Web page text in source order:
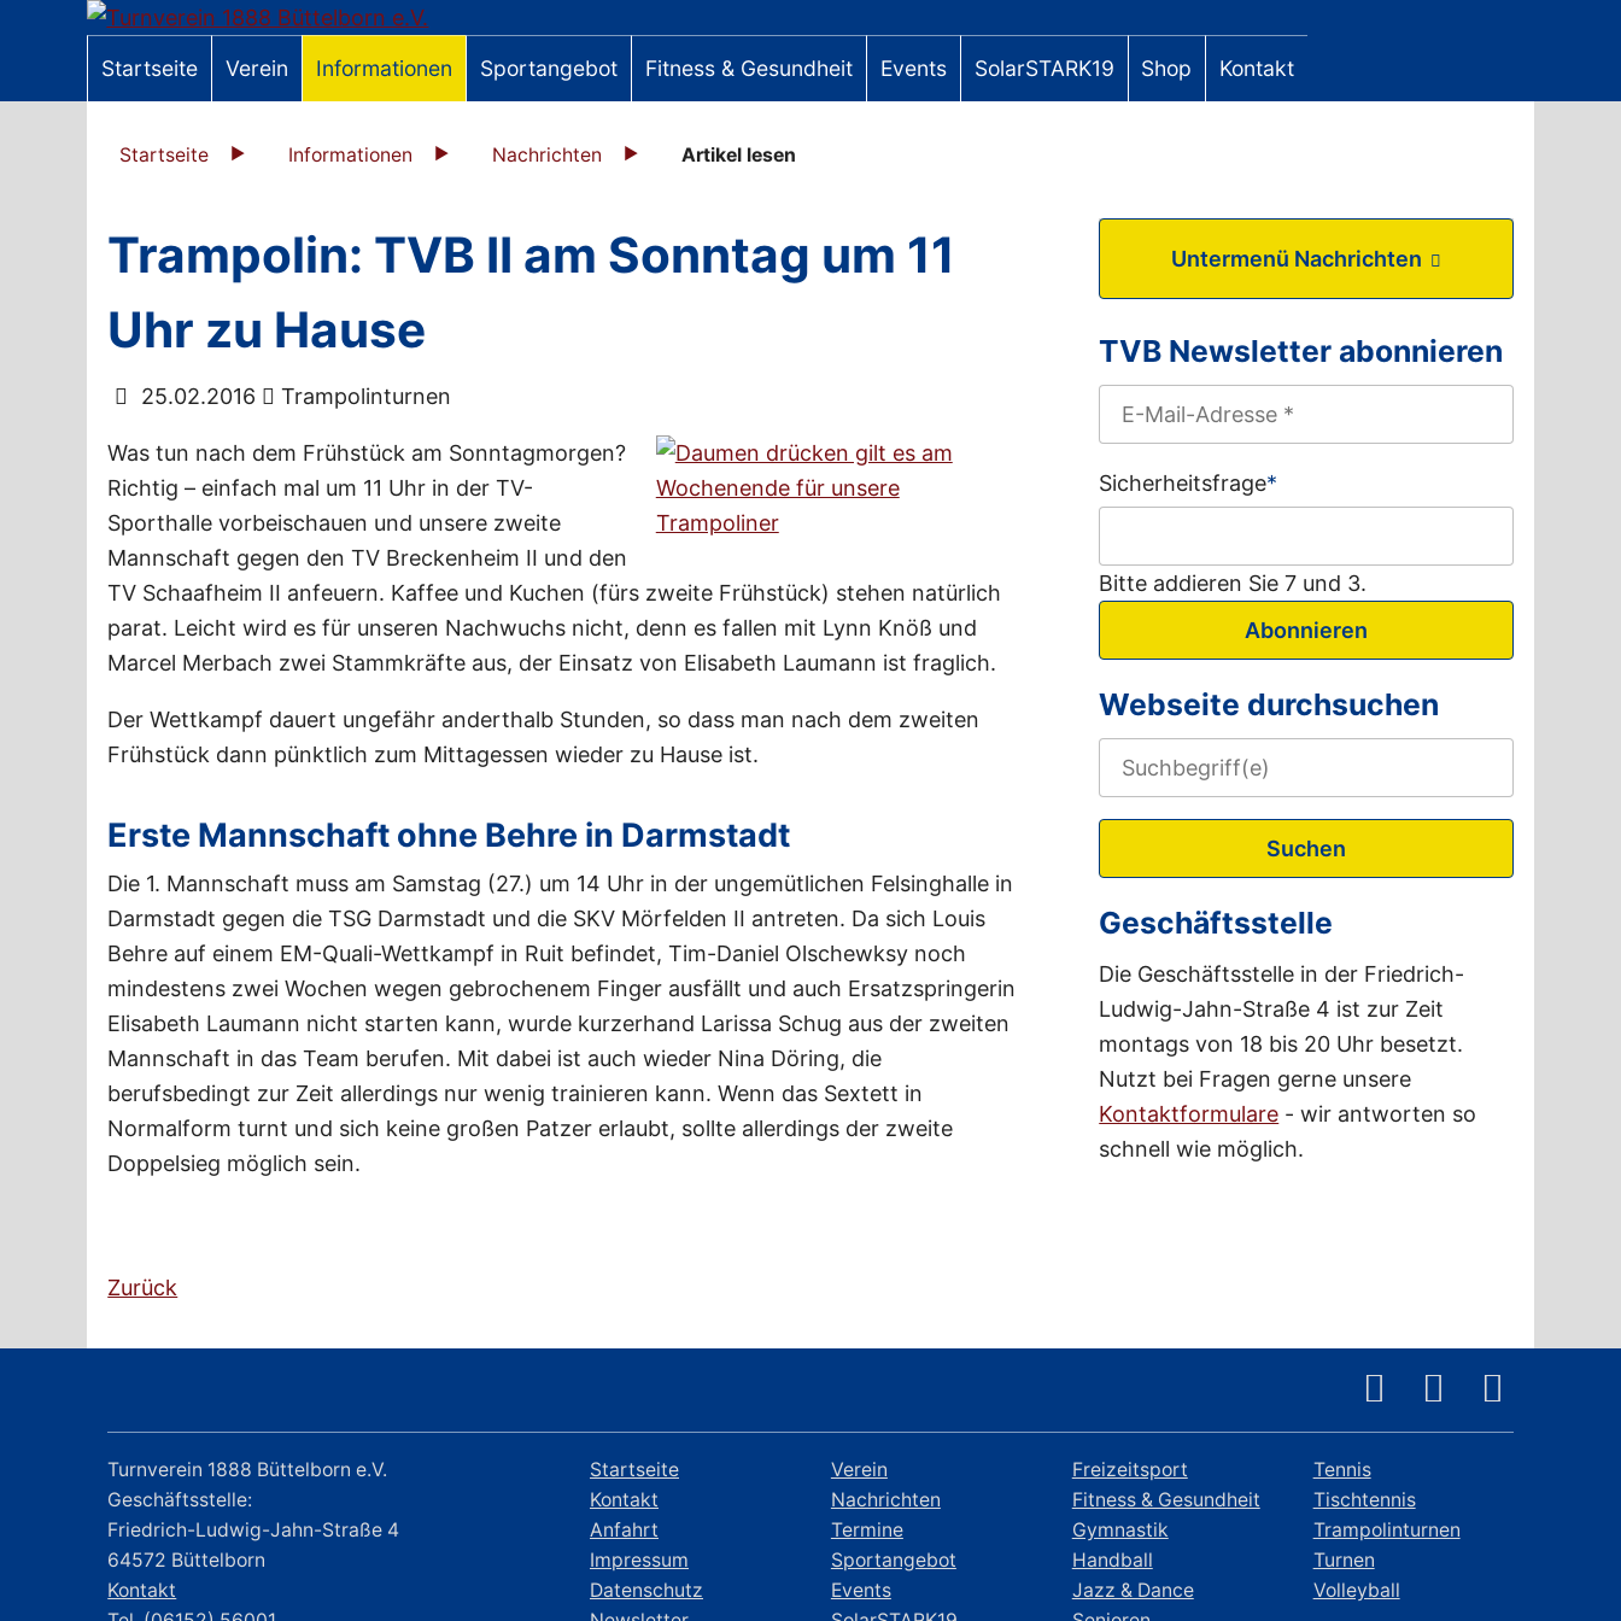
Startseite Verein Informationen Sportangebot Fitness & Gesundheit Events SolarSTARK19 Shop Kontakt
Startseite Informationen Nachrichten Artikel lesen
Trampolin: TVB II am Sonntag um 11
Uhr zu Hause
25.02.2016 Trampolinturnen
Was tun nach dem Frühstück am Sonntagmorgen?
Richtig – einfach mal um 11 Uhr in der TV-
Sporthalle vorbeischauen und unsere zweite
Mannschaft gegen den TV Breckenheim II und den
TV Schaafheim II anfeuern. Kaffee und Kuchen (fürs zweite Frühstück) stehen natürlich
parat. Leicht wird es für unseren Nachwuchs nicht, denn es fallen mit Lynn Knöß und
Marcel Merbach zwei Stammkräfte aus, der Einsatz von Elisabeth Laumann ist fraglich.
Der Wettkampf dauert ungefähr anderthalb Stunden, so dass man nach dem zweiten
Frühstück dann pünktlich zum Mittagessen wieder zu Hause ist.
Erste Mannschaft ohne Behre in Darmstadt
Die 1. Mannschaft muss am Samstag (27.) um 14 Uhr in der ungemütlichen Felsinghalle in
Darmstadt gegen die TSG Darmstadt und die SKV Mörfelden II antreten. Da sich Louis
Behre auf einem EM-Quali-Wettkampf in Ruit befindet, Tim-Daniel Olschewksy noch
mindestens zwei Wochen wegen gebrochenem Finger ausfällt und auch Ersatzspringerin
Elisabeth Laumann nicht starten kann, wurde kurzerhand Larissa Schug aus der zweiten
Mannschaft in das Team berufen. Mit dabei ist auch wieder Nina Döring, die
berufsbedingt zur Zeit allerdings nur wenig trainieren kann. Wenn das Sextett in
Normalform turnt und sich keine großen Patzer erlaubt, sollte allerdings der zweite
Doppelsieg möglich sein.
Zurück
Untermenü Nachrichten
TVB Newsletter abonnieren
Sicherheitsfrage*
Bitte addieren Sie 7 und 3.
Abonnieren
Webseite durchsuchen
Suchen
Geschäftsstelle
Die Geschäftsstelle in der Friedrich-
Ludwig-Jahn-Straße 4 ist zur Zeit
montags von 18 bis 20 Uhr besetzt.
Nutzt bei Fragen gerne unsere
Kontaktformulare - wir antworten so
schnell wie möglich.
Turnverein 1888 Büttelborn e.V.
Geschäftsstelle:
Friedrich-Ludwig-Jahn-Straße 4
64572 Büttelborn
Kontakt
Startseite
Kontakt
Anfahrt
Impressum
Datenschutz
Verein
Nachrichten
Termine
Sportangebot
Events
Freizeitsport
Fitness & Gesundheit
Gymnastik
Handball
Jazz & Dance
Tennis
Tischtennis
Trampolinturnen
Turnen
Volleyball